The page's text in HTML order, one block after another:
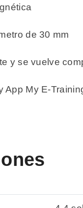
de 30 mm
y se vuelve
App My E-